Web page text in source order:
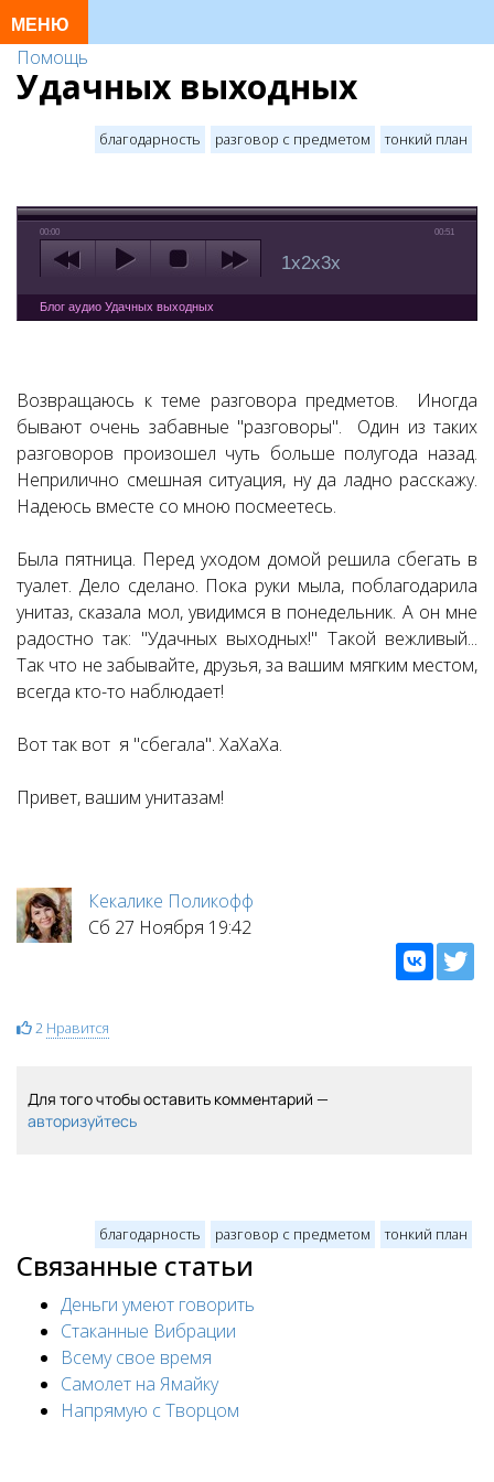
Помощь
Удачных выходных
благодарность разговор с предметом тонкий план
00:00 00:51
1x2x3x
Блог аудио Удачных выходных
Возвращаюсь к теме разговора предметов. Иногда
бывают очень забавные "разговоры". Один из таких
разговоров произошел чуть больше полугода назад.
Неприлично смешная ситуация, ну да ладно расскажу.
Надеюсь вместе со мною посмеетесь.
Была пятница. Перед уходом домой решила сбегать в
туалет. Дело сделано. Пока руки мыла, поблагодарила
унитаз, сказала мол, увидимся в понедельник. А он мне
радостно так: "Удачных выходных!" Такой вежливый...
Так что не забывайте, друзья, за вашим мягким местом,
всегда кто-то наблюдает!
Вот так вот я "сбегала". ХаХаХа.
Привет, вашим унитазам!
Кекалике Поликофф
Сб 27 Ноября 19:42
2 Нравится
Для того чтобы оставить комментарий —
авторизуйтесь
благодарность разговор с предметом тонкий план
Связанные статьи
Деньги умеют говорить
Стаканные Вибрации
Всему свое время
Самолет на Ямайку
Напрямую с Творцом